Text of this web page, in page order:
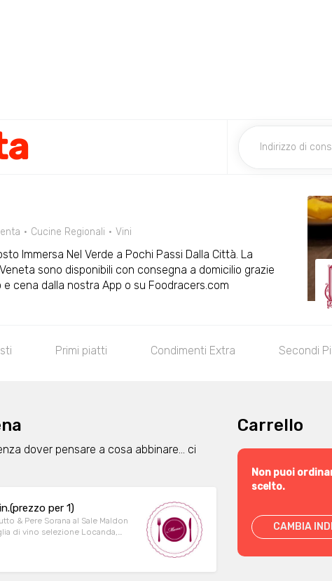
Cucine Regionali Vini
Immersa Nel Verde a Pochi Passi Dalla Città. La
sono disponibili con consegna a domicilio grazie
cena dalla nostra App o su Foodracers.com
Primi piatti Condimenti Extra Secondi
dover pensare a cosa abbinare... ci
per 1)
& Pere Sorana al Sale Maldon
Carrello
Non puoi
scelto.
CAMBIA